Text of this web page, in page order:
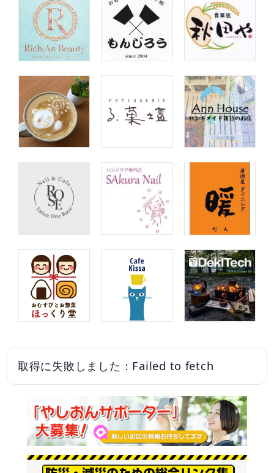
取得に失敗しました：Failed to fetch